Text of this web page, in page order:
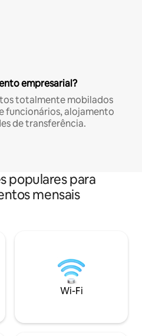
empresarial?
totalmente mobilados
funcionários, alojamento
de transferência.
populares para
mensais
Wi-Fi